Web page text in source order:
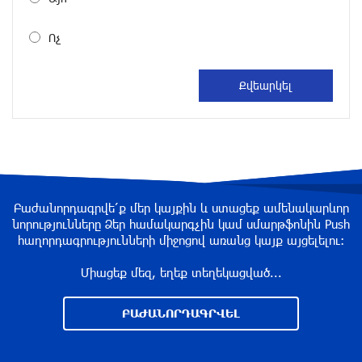
DIALOG Organization - Partner of the “Born in
Artsakh” Program
“Past”: A Publicly Funded Concert for the
Privileged Few?
about a year ago
With a Mission to Preserve Armenian Heritage:
AraratBank Sponsors the "Artsakh" Orchestra
Concert
Ոչ
Բաժանորդագրվե՛ք մեր կայքին և ստացեք ամենակարևոր
նորությունները Ձեր համակարգչին կամ սմարթֆոնին Push
հաղորդագրությունների միջոցով առանց կայք այցելելու։
Միացեք մեզ, եղեք տեղեկացված...
ԲԱԺԱՆՈՐԴԱԳՐՎԵԼ